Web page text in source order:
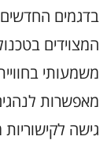
המצוידים
משמעותי
מאפשרות
גישה